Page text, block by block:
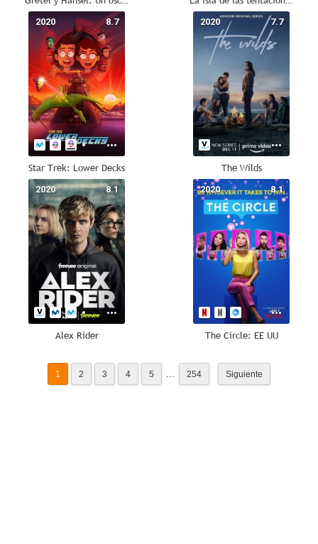
8.7
2020
Star Trek: Lower Decks
7.7
2020
The Wilds
8.1
2020
Alex Rider
8.1
2020
The Circle: EE UU
1 2 3 4 5 ... 254 Siguiente